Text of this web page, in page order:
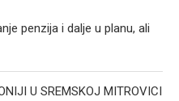
penzija i dalje u planu, ali
U SREMSKOJ MITROVICI